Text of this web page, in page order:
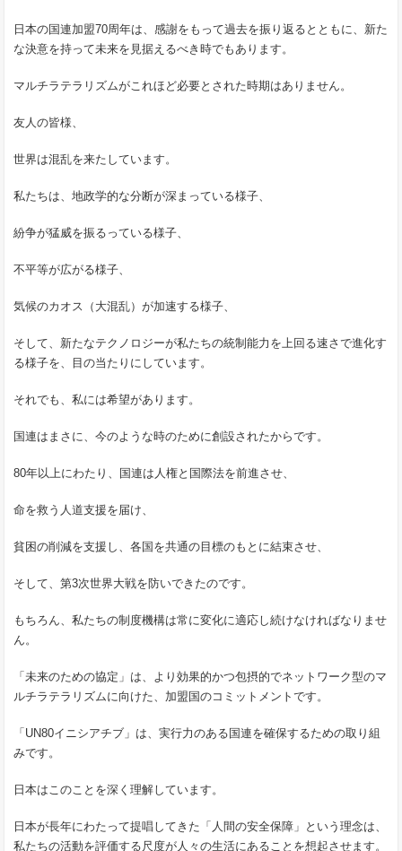
日本の国連加盟70周年は、感謝をもって過去を振り返るとともに、新た
な決意を持って未来を見据えるべき時でもあります。
マルチラテラリズムがこれほど必要とされた時期はありません。
友人の皆様、
世界は混乱を来たしています。
私たちは、地政学的な分断が深まっている様子、
紛争が猛威を振るっている様子、
不平等が広がる様子、
気候のカオス（大混乱）が加速する様子、
そして、新たなテクノロジーが私たちの統制能力を上回る速さで進化す
る様子を、目の当たりにしています。
それでも、私には希望があります。
国連はまさに、今のような時のために創設されたからです。
80年以上にわたり、国連は人権と国際法を前進させ、
命を救う人道支援を届け、
貧困の削減を支援し、各国を共通の目標のもとに結束させ、
そして、第3次世界大戦を防いできたのです。
もちろん、私たちの制度機構は常に変化に適応し続けなければなりませ
ん。
「未来のための協定」は、より効果的かつ包摂的でネットワーク型のマ
ルチラテラリズムに向けた、加盟国のコミットメントです。
「UN80イニシアチブ」は、実行力のある国連を確保するための取り組
みです。
日本はこのことを深く理解しています。
日本が長年にわたって提唱してきた「人間の安全保障」という理念は、
私たちの活動を評価する尺度が人々の生活にあることを想起させます。